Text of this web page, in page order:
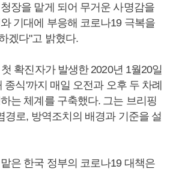
장을 맡게 되어 무거운 사명감을
기대에 부응해 코로나19 극복을
겠다"고 밝혔다.
확진자가 발생한 2020년 1월20일
종식'까지 매일 오전과 오후 두 차례
는 체계를 구축했다. 그는 브리핑
경로, 방역조치의 배경과 기준을 설
은 한국 정부의 코로나19 대책은